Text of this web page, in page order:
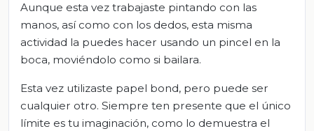
Aunque esta vez trabajaste pintando con las
manos, así como con los dedos, esta misma
actividad la puedes hacer usando un pincel en la
boca, moviéndolo como si bailara.
Esta vez utilizaste papel bond, pero puede ser
cualquier otro. Siempre ten presente que el único
límite es tu imaginación, como lo demuestra el